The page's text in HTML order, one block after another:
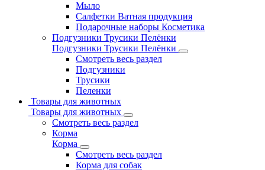
Мыло
Салфетки Ватная продукция
Подарочные наборы Косметика
Подгузники Трусики Пелёнки
Подгузники Трусики Пелёнки
Смотреть весь раздел
Подгузники
Трусики
Пеленки
Товары для животных
Товары для животных
Смотреть весь раздел
Корма
Корма
Смотреть весь раздел
Корма для собак